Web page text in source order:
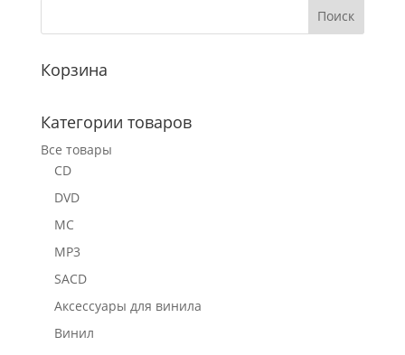
Корзина
Категории товаров
Все товары
CD
DVD
MC
MP3
SACD
Аксессуары для винила
Винил